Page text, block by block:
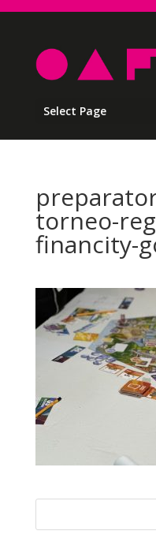
Select Page
torneo-
financity-